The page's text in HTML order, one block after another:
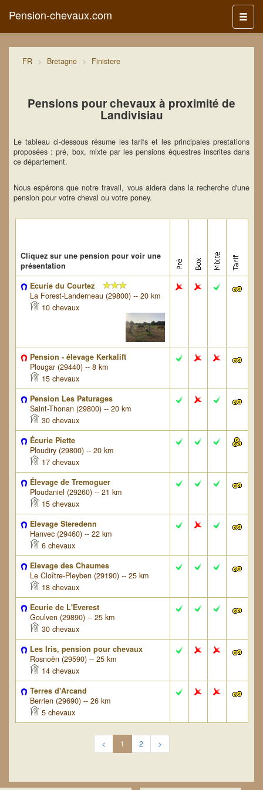
Menu
Pension-chevaux.com
FR Bretagne Finistere
Pensions pour chevaux à proximité de
Landivisiau
Le tableau ci-dessous résume les tarifs et les principales prestations
proposées : pré, box, mixte par les pensions équestres inscrites dans
ce département.
Nous espérons que notre travail, vous aidera dans la recherche d'une
pension pour votre cheval ou votre poney.
Cliquez sur une pension pour voir une
présentation
Ecurie du Courtez
La Forest-Landerneau (29800) -- 20 km
10 chevaux
Pension - élevage Kerkalift
Plougar (29440) -- 8 km
15 chevaux
Pension Les Paturages
Saint-Thonan (29800) -- 20 km
30 chevaux
Écurie Piette
Ploudiry (29800) -- 20 km
17 chevaux
Élevage de Tremoguer
Ploudaniel (29260) -- 21 km
15 chevaux
Elevage Steredenn
Hanvec (29460) -- 22 km
6 chevaux
Elevage des Chaumes
Le Cloître-Pleyben (29190) -- 25 km
18 chevaux
Ecurie de L'Everest
Goulven (29890) -- 25 km
30 chevaux
Les Iris, pension pour chevaux
Rosnoën (29590) -- 25 km
14 chevaux
Terres d'Arcand
Berrien (29690) -- 26 km
5 chevaux
< 1 2 >